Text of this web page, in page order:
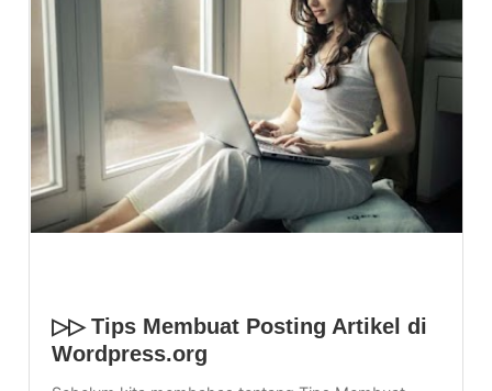
▷▷ Tips Membuat Posting Artikel di
Wordpress.org